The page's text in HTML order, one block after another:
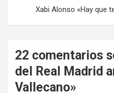
Xabi Alonso «Hay que
22 comentarios
del Real Madrid
Vallecano»